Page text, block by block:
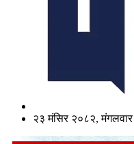
२३ मंसिर २०८२, मंगलवार